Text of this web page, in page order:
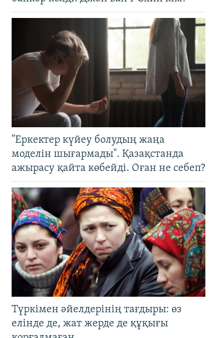
"Еркектер күйеу болудың жаңа
моделін шығармады". Қазақстанда
ажырасу қайта көбейді. Оған не себеп?
Түркімен әйелдерінің тағдыры: өз
елінде де, жат жерде де құқығы